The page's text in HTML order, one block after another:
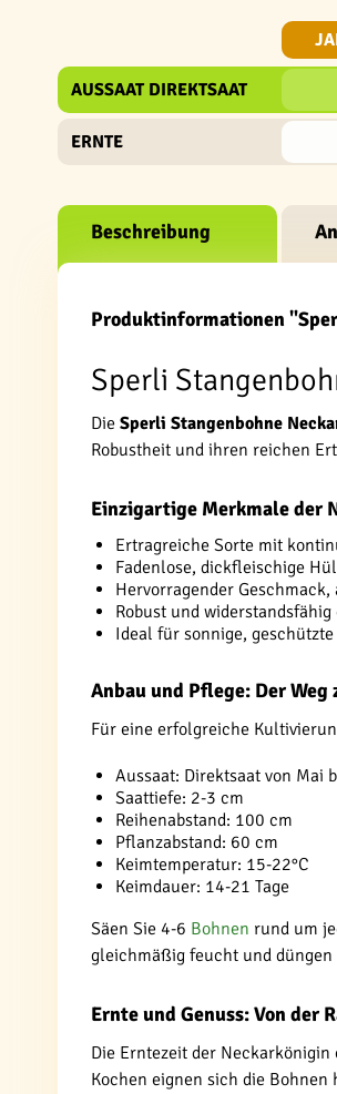
AUSSAAT DIREKTSAAT
ERNTE
Beschreibung
Produktinformationen
Sperli
Die Sperli Stangenbohne
Robustheit und ihren reichen
Einzigartige Merkmale der
Ertragreiche Sorte mit
Fadenlose, dickfleischige
Hervorragender
Robust und
Ideal für sonnige,
Anbau und Pflege: Der
Für eine erfolgreiche
Aussaat: Direktsaat von Mai
Saattiefe: 2-3 cm
Reihenabstand: 100 cm
Pflanzabstand: 60 cm
Keimtemperatur: 15-22°C
Keimdauer: 14-21 Tage
Säen Sie 4-6 Bohnen rund um
gleichmäßig feucht und düngen
Ernte und Genuss: Von der
Die Erntezeit der
Kochen eignen sich die